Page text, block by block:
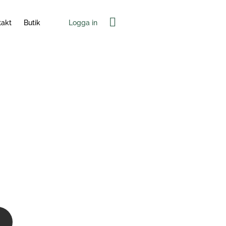
Butik Logga in Varukorg